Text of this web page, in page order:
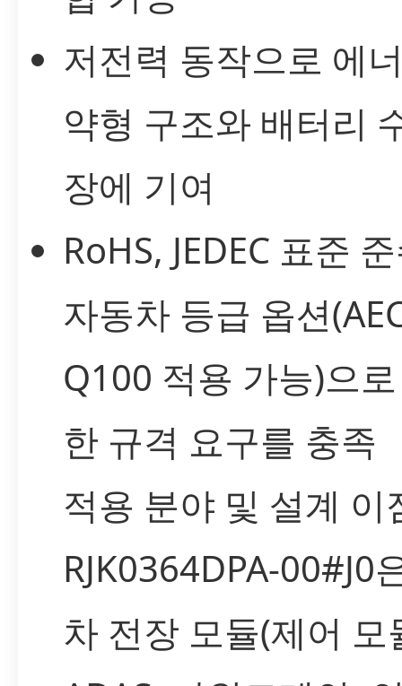
저전력 동작으로 에
약형 구조와 배터리
장에 기여
RoHS, JEDEC 표준
자동차 등급 옵션
Q100 적용 가능)으
한 규격 요구를 충족
적용 분야 및 설계 이
RJK0364DPA-00#J0
차 전장 모듈(제어 모